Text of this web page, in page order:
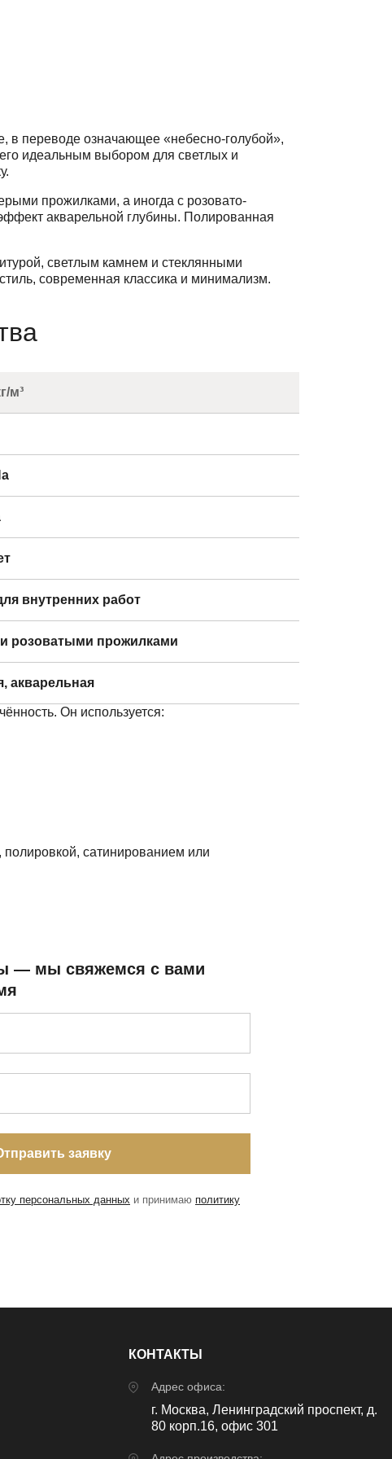
переводе означающее «небесно-голубой»,
идеальным выбором для светлых и
прожилками, а иногда с розовато-
акварельной глубины. Полированная
светлым камнем и стеклянными
современная классика и минимализм.
м³
внутренних работ
розоватыми прожилками
акварельная
Он используется:
сатинированием или
— мы свяжемся с вами
персональных данных и принимаю политику
КОНТАКТЫ
Адрес офиса:
г. Москва, Ленинградский проспект, д.
80 корп.16, офис 301